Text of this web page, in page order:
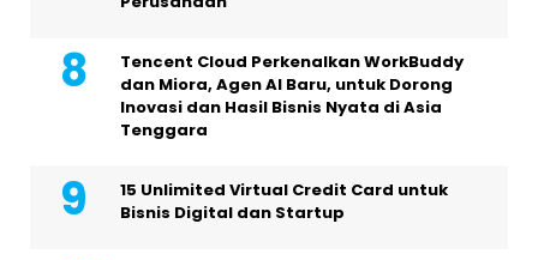
Tencent Cloud Perkenalkan WorkBuddy
dan Miora, Agen AI Baru, untuk Dorong
Inovasi dan Hasil Bisnis Nyata di Asia
Tenggara
15 Unlimited Virtual Credit Card untuk
Bisnis Digital dan Startup